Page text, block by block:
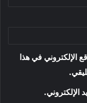
الإلكتروني في هذا
الإلكتروني.